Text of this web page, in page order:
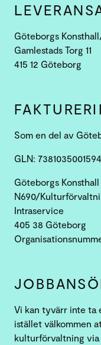
Göteborgs
Gamlestads Torg 11
415 12 Göteborg
Som en del av
GLN: 7381035001594
Göteborgs Konsthall
N690/
Intraservice
405 38 Göteborg
Vi kan tyvärr inte ta
istället välkommen
kulturförvaltning via